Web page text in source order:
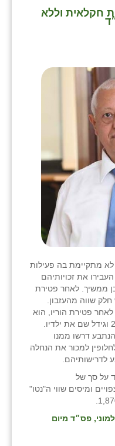
חקלאית וללא
נחלה אשר לא מתקיימת בה פעילות
את זכויותיהם
ממשיך. לאחר פטירת
שווה מהעזבון.
לאחר פטירת הוריו, הוא
הקים שם משפחה יחד עם הנתבעת 2 וגידל שם את ילדיו.
הנתבע דרשו ממנו
למכור את הנחלה
על סך של
צפויים ומיסים שווי ה"נטו"
18 פלוני נ' אלמוני, פס״ד מיום